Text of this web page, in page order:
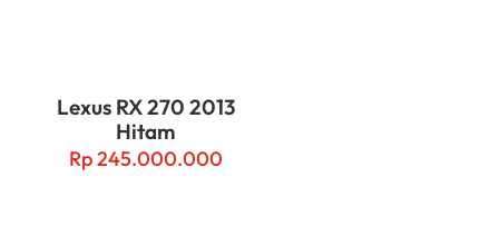
Lexus RX 270 2013
Hitam
Rp245.000.000